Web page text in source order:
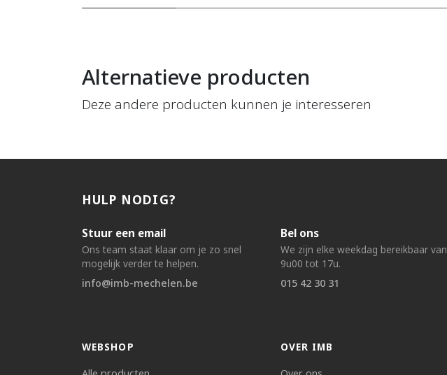
Alternatieve producten
Deze andere producten kunnen je interesseren
HULP NODIG?
Stuur een email
Ons team staat klaar om je zo snel
mogelijk verder te helpen.
info@imb-mechelen.be
Bel ons
We zijn elke weekdag bereikbaar van
9u00 tot 17u.
015 42 30 31
WEBSHOP
OVER IMB